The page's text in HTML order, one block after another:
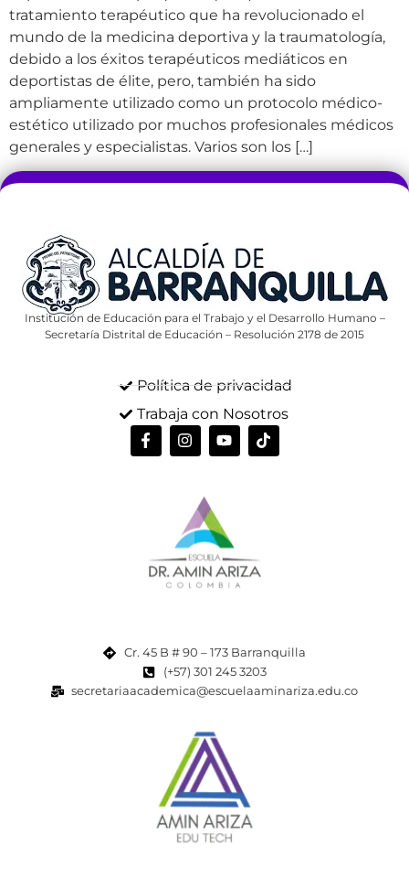
tratamiento terapéutico que ha revolucionado el
mundo de la medicina deportiva y la traumatología,
debido a los éxitos terapéuticos mediáticos en
deportistas de élite, pero, también ha sido
ampliamente utilizado como un protocolo médico-
estético utilizado por muchos profesionales médicos
generales y especialistas. Varios son los […]
Institución de Educación para el Trabajo y el Desarrollo Humano –
Secretaría Distrital de Educación – Resolución 2178 de 2015
Política de privacidad
Trabaja con Nosotros
Cr. 45 B # 90 – 173 Barranquilla
(+57) 301 245 3203
secretariaacademica@escuelaaminariza.edu.co